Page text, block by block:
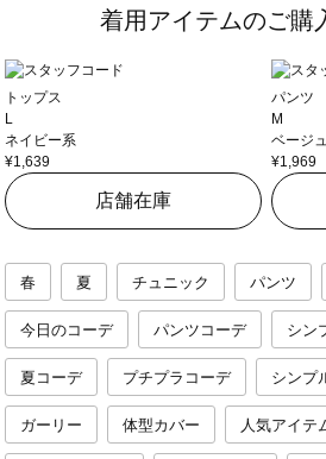
着用アイテムのご購
トップス
L
ネイビー系
¥1,639
店舗在庫
パンツ
M
ベージュ
¥1,969
春 夏 チュニック パンツ
今日のコーデ パンツコーデ シン
夏コーデ プチプラコーデ シンプ
ガーリー 体型カバー 人気アイテ